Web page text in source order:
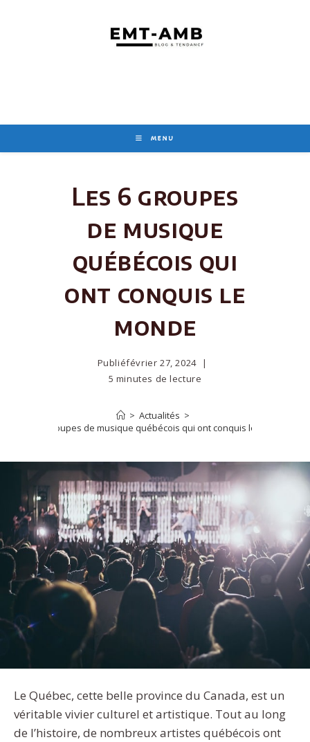
MENU
Les 6 groupes
de musique
québécois qui
ont conquis le
monde
Publiéfévrier 27, 2024
5 minutes de lecture
> Actualités >
Les 6 groupes de musique québécois qui ont conquis le monde
Le Québec, cette belle province du Canada, est un
véritable vivier culturel et artistique. Tout au long
de l’histoire, de nombreux artistes québécois ont